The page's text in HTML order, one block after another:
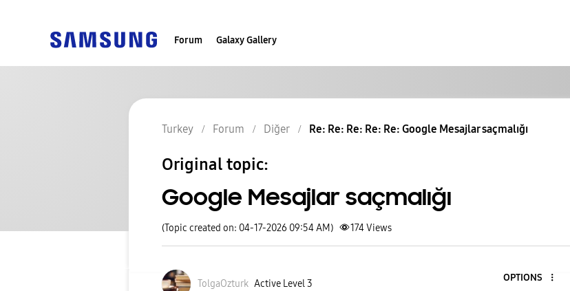
Forum Galaxy Gallery
Turkey Forum Diğer Re: Re: Re: Re: Re: Google Mesajlar saçmalığı
Original topic:
Google Mesajlar saçmalığı
(Topic created on: 04-17-2026 09:54 AM) 174Views
TolgaOzturk Active Level 3
OPTIONS